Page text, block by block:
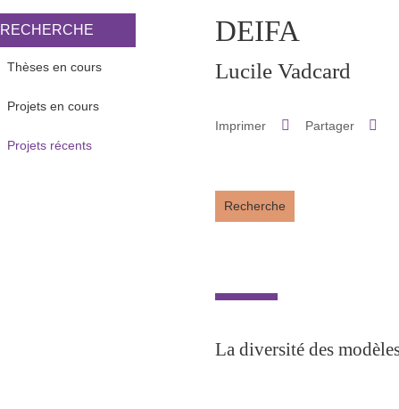
Navigation principale Sidebar
RECHERCHE
Thèses en cours
Projets en cours
Projets récents
DEIFA
Lucile Vadcard
Imprimer Partager
Recherche
La diversité des